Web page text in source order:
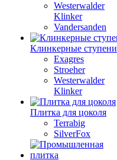
Westerwalder
Klinker
Vandersanden
Клинкерные ступени
Exagres
Stroeher
Westerwalder
Klinker
Плитка для цоколя
Terrabig
SilverFox